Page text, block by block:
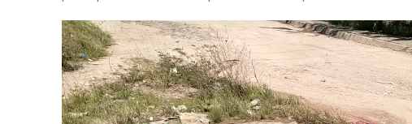
Reproductor
de
video